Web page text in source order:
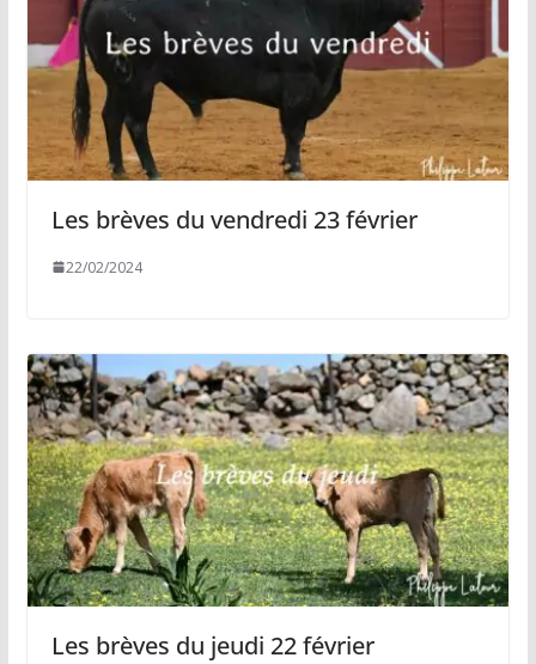
Les brèves du vendredi 23 février
22/02/2024
Les brèves du jeudi 22 février